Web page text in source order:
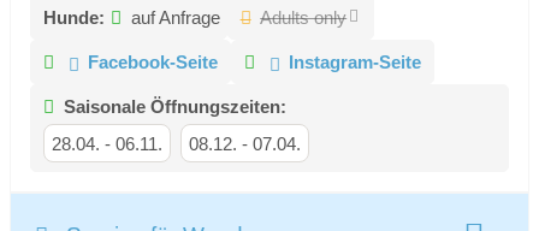
Hunde:
auf Anfrage Adults only
Facebook-Seite Instagram-Seite
Saisonale Öffnungszeiten:
28.04. - 06.11. 08.12. - 07.04.